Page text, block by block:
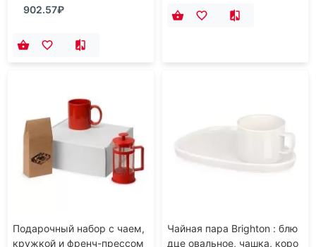
902.57₽
Подарочный набор с чаем,
кружкой и френч-прессом
Чайная пара Brighton : блю
дце овальное, чашка, коро